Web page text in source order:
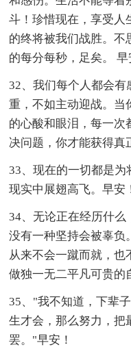
斗！珍惜现在，享受人
的终将被我们战胜。不
的每分每秒，足矣。 早
32、我们每个人都会有
重，不如主动迎战。当
的心酸和眼泪，每一次
决问题，你才能获得真
33、现在的一切都是
现实中展翅高飞。早安
34、无论正在经历什
没有一种坚持会被辜负
从来不会一蹴而就，也
做独一无二平凡可贵的
35、"我不知道，下辈
生才会，那么努力，把
罢。"早安！